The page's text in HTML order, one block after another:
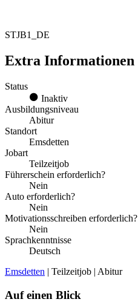
STJB1_DE
Extra Informationen
Status
Inaktiv
Ausbildungsniveau
Abitur
Standort
Emsdetten
Jobart
Teilzeitjob
Führerschein erforderlich?
Nein
Auto erforderlich?
Nein
Motivationsschreiben erforderlich?
Nein
Sprachkenntnisse
Deutsch
Emsdetten | Teilzeitjob | Abitur
Auf einen Blick